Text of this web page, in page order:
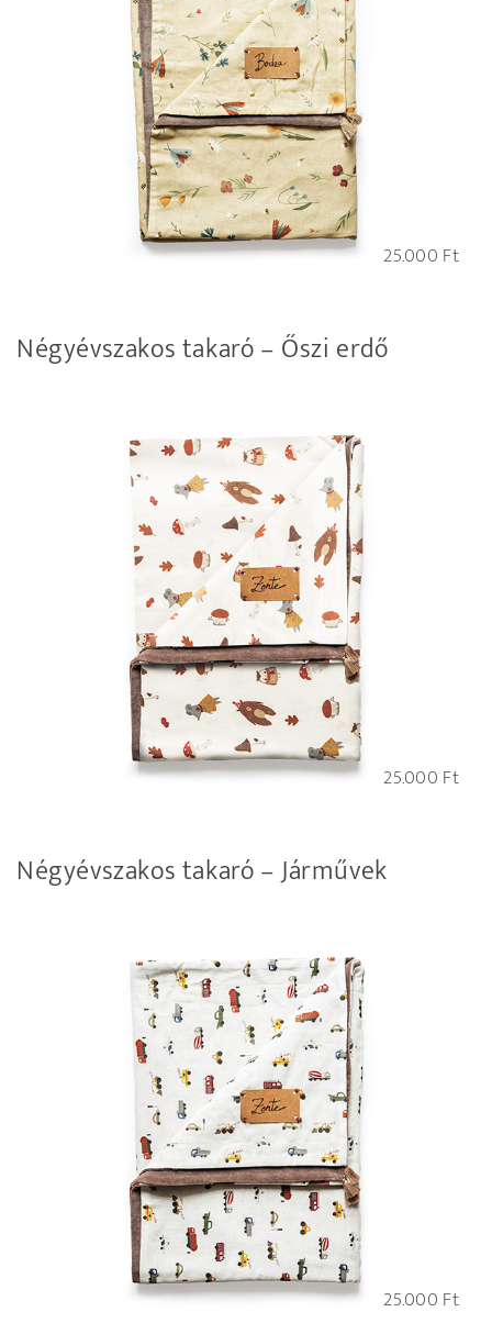
25.000 Ft
Négyévszakos takaró – Őszi erdő
25.000 Ft
Négyévszakos takaró – Járművek
25.000 Ft